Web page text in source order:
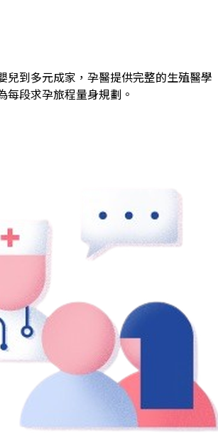
兒到多元成家，孕醫提供完整的生殖醫學
每段求孕旅程量身規劃。